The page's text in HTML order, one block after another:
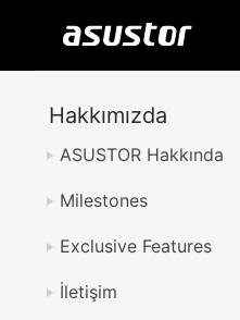
Hakkımızda
ASUSTOR Hakkında
Milestones
Exclusive Features
İletişim